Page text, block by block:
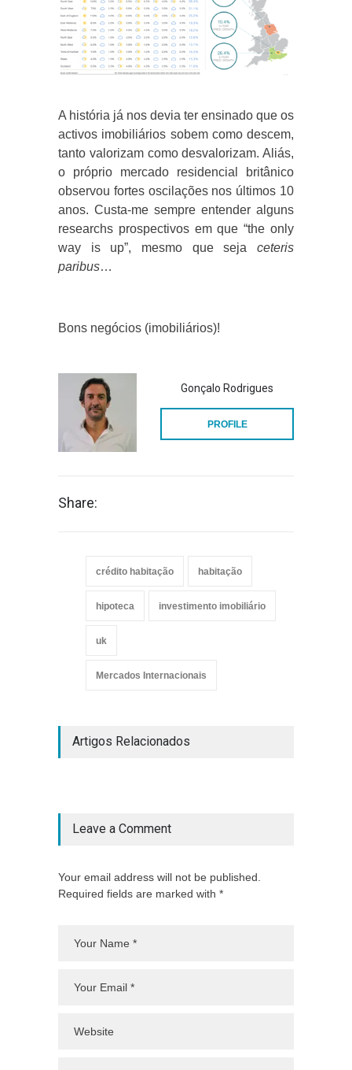
A história já nos devia ter ensinado que os
activos imobiliários sobem como descem,
tanto valorizam como desvalorizam. Aliás,
o próprio mercado residencial britânico
observou fortes oscilações nos últimos 10
anos. Custa-me sempre entender alguns
researchs prospectivos em que “the only
way is up”, mesmo que seja ceteris
paribus…
Bons negócios (imobiliários)!
Gonçalo Rodrigues
PROFILE
Share:
crédito habitação habitação
hipoteca investimento imobiliário
uk
Mercados Internacionais
Artigos Relacionados
Leave a Comment
Your email address will not be published.
Required fields are marked with *